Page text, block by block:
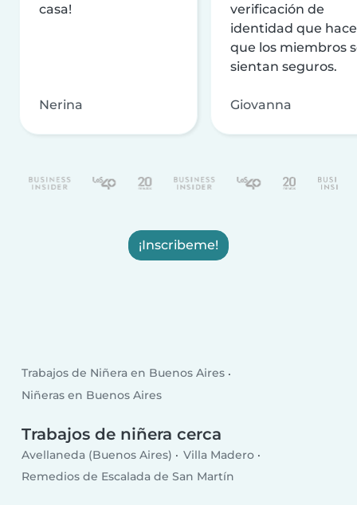
casa!
Nerina
verificación de
identidad que
que los miembros
sientan seguros.
Giovanna
¡Inscribeme!
Trabajos de Niñera en Buenos Aires
Niñeras en Buenos Aires
Trabajos de niñera cerca
Avellaneda (Buenos Aires)
Villa Madero
Remedios de Escalada de San Martín